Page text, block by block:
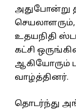
அதுபோன்று
உதயநிதி
கட்சி
ஆகியோரும்
வாழ்த்தினர்.
தொடர்ந்து